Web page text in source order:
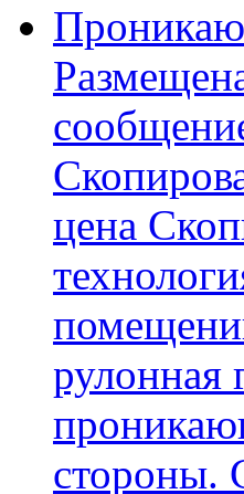
цена
рулонная
стороны.